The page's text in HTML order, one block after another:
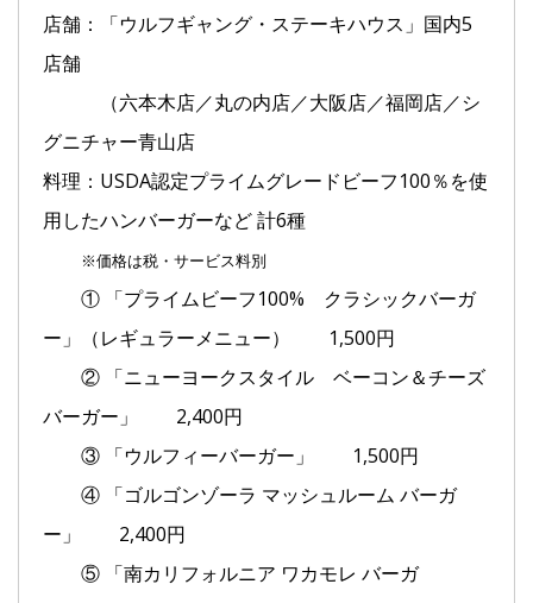
店舗：「ウルフギャング・ステーキハウス」国内5
店舗
（六本木店／丸の内店／大阪店／福岡店／シ
グニチャー青山店
料理：USDA認定プライムグレードビーフ100％を使
用したハンバーガーなど 計6種
※価格は税・サービス料別
① 「プライムビーフ100% クラシックバーガ
ー」（レギュラーメニュー） 1,500円
② 「ニューヨークスタイル ベーコン＆チーズ
バーガー」 2,400円
③ 「ウルフィーバーガー」 1,500円
④ 「ゴルゴンゾーラ マッシュルーム バーガ
ー」 2,400円
⑤ 「南カリフォルニア ワカモレ バーガ